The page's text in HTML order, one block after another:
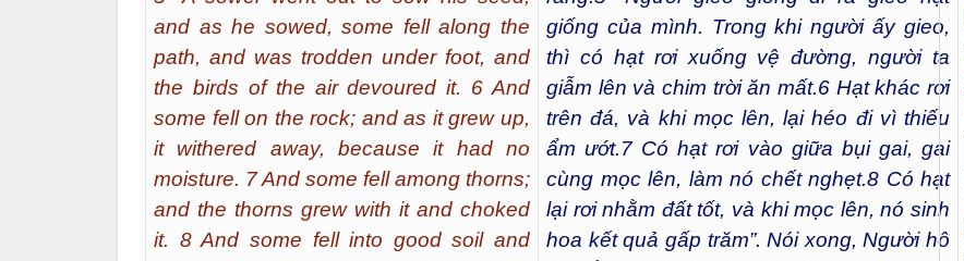
and as he sowed, some fell along the
path, and was trodden under foot, and
the birds of the air devoured it. 6 And
some fell on the rock; and as it grew up,
it withered away, because it had no
moisture. 7 And some fell among thorns;
and the thorns grew with it and choked
it. 8 And some fell into good soil and
giống của mình. Trong khi người ấy gieo,
thì có hạt rơi xuống vệ đường, người ta
giẫm lên và chim trời ăn mất.6 Hạt khác rơi
trên đá, và khi mọc lên, lại héo đi vì thiếu
ẩm ướt.7 Có hạt rơi vào giữa bụi gai, gai
cùng mọc lên, làm nó chết nghẹt.8 Có hạt
lại rơi nhằm đất tốt, và khi mọc lên, nó sinh
hoa kết quả gấp trăm”. Nói xong, Người hô